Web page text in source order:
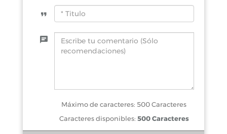
Máximo de caracteres: 500 Caracteres
Caracteres disponibles: 500 Caracteres